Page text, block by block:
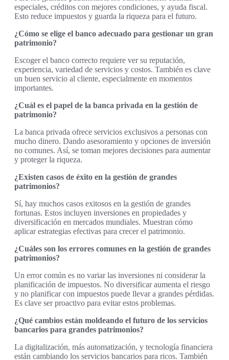
especiales, créditos con mejores condiciones, y ayuda fiscal.
Esto reduce impuestos y guarda la riqueza para el futuro.
¿Cómo se elige el banco adecuado para gestionar un gran
patrimonio?
Escoger el banco correcto requiere ver su reputación,
experiencia, variedad de servicios y costos. También es clave
un buen servicio al cliente, especialmente en momentos
importantes.
¿Cuál es el papel de la banca privada en la gestión de
patrimonio?
La banca privada ofrece servicios exclusivos a personas con
mucho dinero. Dando asesoramiento y opciones de inversión
no comunes. Así, se toman mejores decisiones para aumentar
y proteger la riqueza.
¿Existen casos de éxito en la gestión de grandes
patrimonios?
Sí, hay muchos casos exitosos en la gestión de grandes
fortunas. Estos incluyen inversiones en propiedades y
diversificación en mercados mundiales. Muestran cómo
aplicar estrategias efectivas para crecer el patrimonio.
¿Cuáles son los errores comunes en la gestión de grandes
patrimonios?
Un error común es no variar las inversiones ni considerar la
planificación de impuestos. No diversificar aumenta el riesgo
y no planificar con impuestos puede llevar a grandes pérdidas.
Es clave ser proactivo para evitar estos problemas.
¿Qué cambios están moldeando el futuro de los servicios
bancarios para grandes patrimonios?
La digitalización, más automatización, y tecnología financiera
están cambiando los servicios bancarios para ricos. También